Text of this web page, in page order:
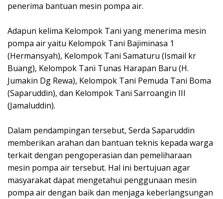
penerima bantuan mesin pompa air.
Adapun kelima Kelompok Tani yang menerima mesin
pompa air yaitu Kelompok Tani Bajiminasa 1
(Hermansyah), Kelompok Tani Samaturu (Ismail kr
Buang), Kelompok Tani Tunas Harapan Baru (H.
Jumakin Dg Rewa), Kelompok Tani Pemuda Tani Boma
(Saparuddin), dan Kelompok Tani Sarroangin III
(Jamaluddin).
Dalam pendampingan tersebut, Serda Saparuddin
memberikan arahan dan bantuan teknis kepada warga
terkait dengan pengoperasian dan pemeliharaan
mesin pompa air tersebut. Hal ini bertujuan agar
masyarakat dapat mengetahui penggunaan mesin
pompa air dengan baik dan menjaga keberlangsungan